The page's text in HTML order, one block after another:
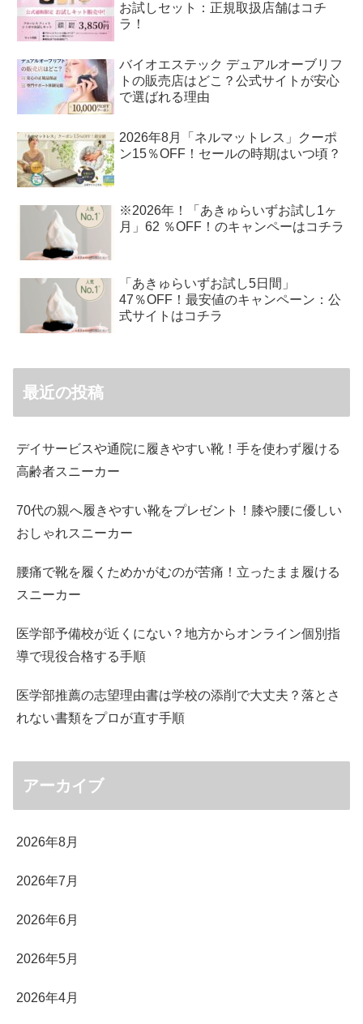
お試しセット：正規取扱店舗はコチ
ラ！
バイオエステック デュアルオーブリフ
トの販売店はどこ？公式サイトが安心
で選ばれる理由
2026年8月「ネルマットレス」クーポ
ン15％OFF！セールの時期はいつ頃？
※2026年！「あきゅらいずお試し1ヶ
月」62 ％OFF！のキャンペーはコチラ
「あきゅらいずお試し5日間」
47％OFF！最安値のキャンペーン：公
式サイトはコチラ
最近の投稿
デイサービスや通院に履きやすい靴！手を使わず履ける
高齢者スニーカー
70代の親へ履きやすい靴をプレゼント！膝や腰に優しい
おしゃれスニーカー
腰痛で靴を履くためかがむのが苦痛！立ったまま履ける
スニーカー
医学部予備校が近くにない？地方からオンライン個別指
導で現役合格する手順
医学部推薦の志望理由書は学校の添削で大丈夫？落とさ
れない書類をプロが直す手順
アーカイブ
2026年8月
2026年7月
2026年6月
2026年5月
2026年4月